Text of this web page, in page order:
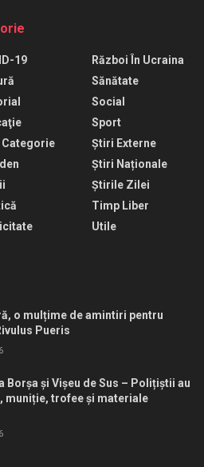
19
Categorie
Război În Ucraina
Sănătate
Social
Sport
Știri Externe
Știri Naționale
Știrile Zilei
Timp Liber
Utile
o mulțime de amintiri pentru
Pueris
Borșa și Vișeu de Sus – Polițiștii au
muniție, trofee și materiale